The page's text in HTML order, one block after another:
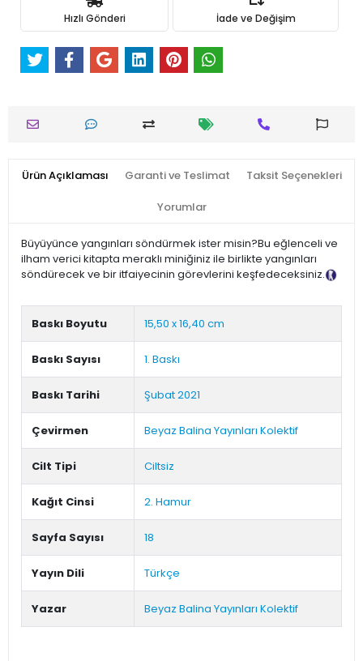
Hızlı Gönderi İade ve Değişim
Ürün Açıklaması Garanti ve Teslimat Taksit Seçenekleri
Yorumlar
Büyüyünce yangınları söndürmek ister misin?Bu eğlenceli ve
ilham verici kitapta meraklı miniğiniz ile birlikte yangınları
söndürecek ve bir itfaiyecinin görevlerini keşfedeceksiniz.
Baskı Boyutu 15,50 x 16,40 cm
Baskı Sayısı 1. Baskı
Baskı Tarihi Şubat 2021
Çevirmen Beyaz Balina Yayınları Kolektif
Cilt Tipi Ciltsiz
Kağıt Cinsi 2. Hamur
Sayfa Sayısı 18
Yayın Dili Türkçe
Yazar Beyaz Balina Yayınları Kolektif